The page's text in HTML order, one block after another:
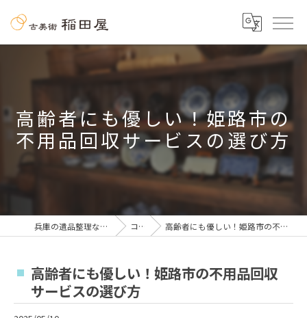
高齢者にも優しい！姫路市の
不用品回収サービスの選び方
兵庫の遺品整理なら古美術 稲田屋 コラム 高齢者にも優しい！姫路市の不用品回収サービスの選び方
高齢者にも優しい！姫路市の不用品回収
サービスの選び方